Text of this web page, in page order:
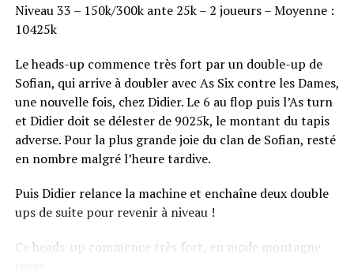
Niveau 33 – 150k/300k ante 25k – 2 joueurs – Moyenne :
10425k
Le heads-up commence très fort par un double-up de
Sofian, qui arrive à doubler avec As Six contre les Dames,
une nouvelle fois, chez Didier. Le 6 au flop puis l’As turn
et Didier doit se délester de 9025k, le montant du tapis
adverse. Pour la plus grande joie du clan de Sofian, resté
en nombre malgré l’heure tardive.
Puis Didier relance la machine et enchaîne deux double
ups de suite pour revenir à niveau !
Ce heads-up commence très fort, en mode montagne